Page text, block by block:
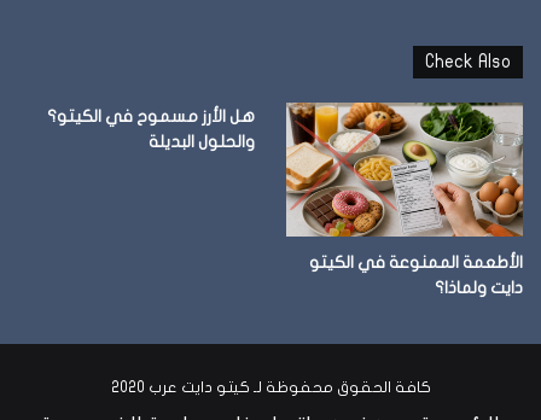
Check Also
الأطعمة الممنوعة في الكيتو
دايت ولماذا؟
هل الأرز مسموح في الكيتو؟
والحلول البديلة
كافة الحقوق محفوظة لـ كيتو دايت عرب 2020